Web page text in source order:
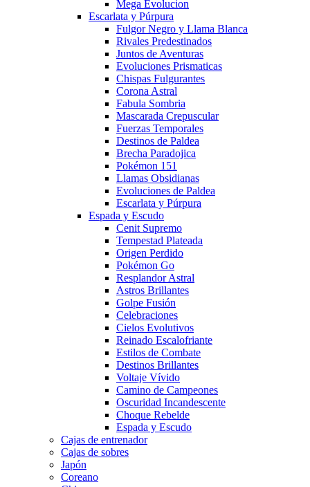
Mega Evolucion
Escarlata y Púrpura
Fulgor Negro y Llama Blanca
Rivales Predestinados
Juntos de Aventuras
Evoluciones Prismaticas
Chispas Fulgurantes
Corona Astral
Fabula Sombria
Mascarada Crepuscular
Fuerzas Temporales
Destinos de Paldea
Brecha Paradojica
Pokémon 151
Llamas Obsidianas
Evoluciones de Paldea
Escarlata y Púrpura
Espada y Escudo
Cenit Supremo
Tempestad Plateada
Origen Perdido
Pokémon Go
Resplandor Astral
Astros Brillantes
Golpe Fusión
Celebraciones
Cielos Evolutivos
Reinado Escalofriante
Estilos de Combate
Destinos Brillantes
Voltaje Vívido
Camino de Campeones
Oscuridad Incandescente
Choque Rebelde
Espada y Escudo
Cajas de entrenador
Cajas de sobres
Japón
Coreano